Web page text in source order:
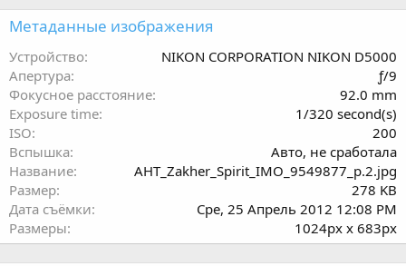
Метаданные изображения
Устройство
NIKON CORPORATION NIKON D5000
Апертура
ƒ/9
Фокусное расстояние
92.0 mm
Exposure time
1/320 second(s)
ISO
200
Вспышка
Авто, не сработала
Название
AHT_Zakher_Spirit_IMO_9549877_p.2.jpg
Размер
278 KB
Дата съёмки
Сре, 25 Апрель 2012 12:08 PM
Размеры
1024px x 683px